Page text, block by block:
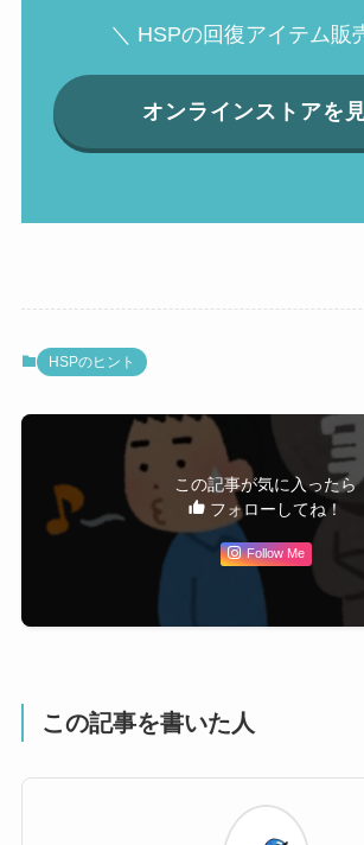
＼ HSPの回復アイテム販
オンラインストアを
HSPのヒント
この記事が気に入ったら
フォローしてね！
Follow Me
この記事を書いた人